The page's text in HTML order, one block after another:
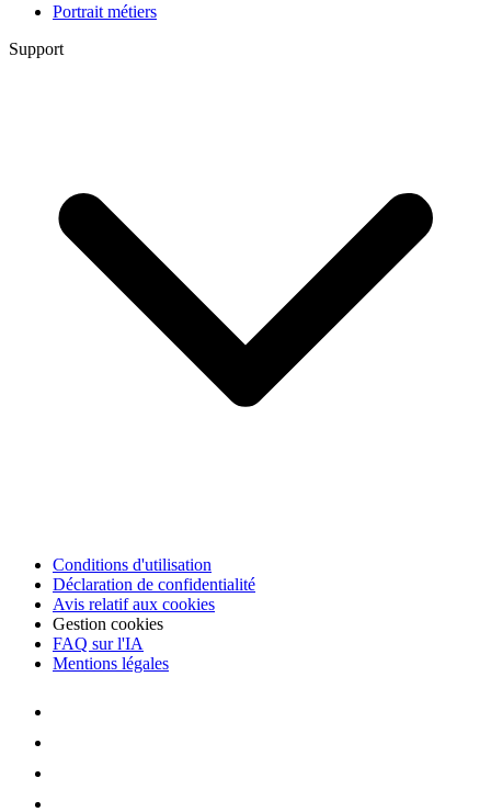
Portrait métiers
Support
Conditions d'utilisation
Déclaration de confidentialité
Avis relatif aux cookies
Gestion cookies
FAQ sur l'IA
Mentions légales